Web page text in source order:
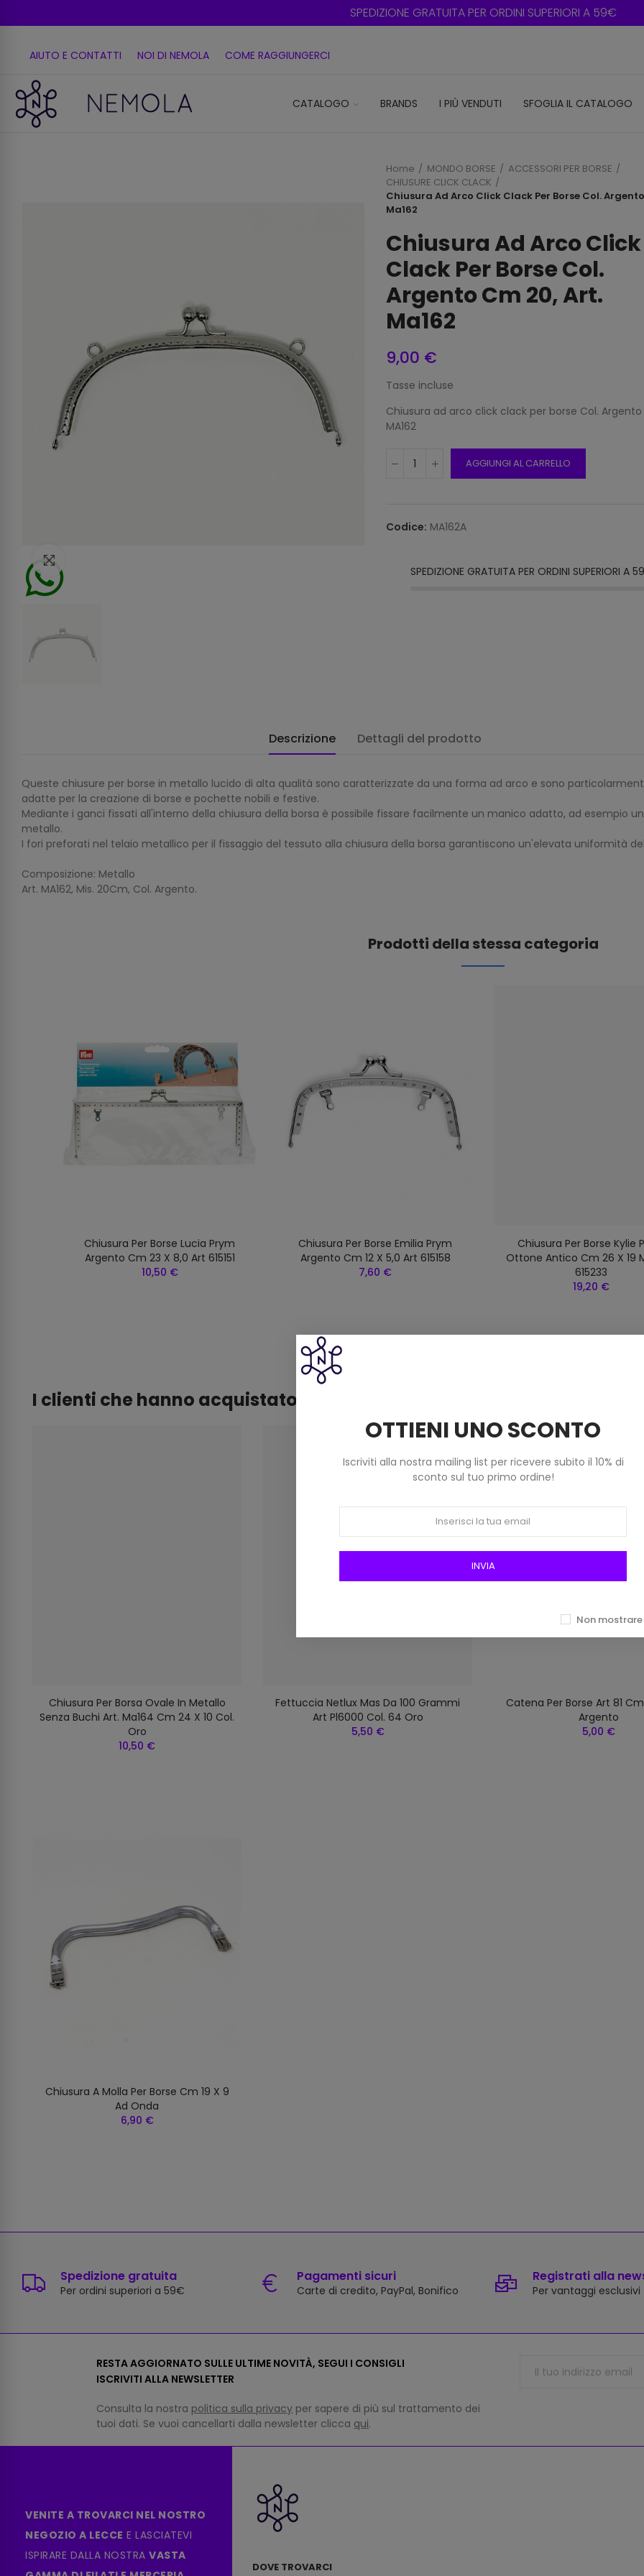
SPEDIZIONE GRATUITA PER ORDINI SUPERIORI A 59€
AIUTO E CONTATTI NOI DI NEMOLA COME RAGGIUNGERCI
CATALOGO BRANDS I PIÙ VENDUTI SFOGLIA IL CATALOGO
Home MONDO BORSE
ACCESSORI PER BORSE
CHIUSURE CLICK CLACK
Chiusura Ad Arco Click Clack Per Borse Col.
Ma162
Chiusura Ad Arco Click
Clack Per Borse Col.
Argento Cm 20, Art.
Ma162
9,00 €
Tasse incluse
Chiusura ad arco click clack per borse Col.
MA162
AGGIUNGI AL CARRELLO
Codice: MA162A
SPEDIZIONE GRATUITA PER ORDINI SUPERIORI A
Descrizione Dettagli del prodotto
Queste chiusure per borse in metallo lucido di alta qualità sono caratterizzate da una forma ad arco e sono
adatte per la creazione di borse e pochette nobili e festive.
Mediante i ganci fissati all'interno della chiusura della borsa è possibile fissare facilmente un manico adatto, ad esempio
metallo.
I fori preforati nel telaio metallico per il fissaggio del tessuto alla chiusura della borsa garantiscono un'elevata uniformità
Composizione: Metallo
Art. MA162, Mis. 20Cm, Col. Argento.
Beige
Prodotti della stessa categoria
Chiusura Per Borse Lucia Prym
Argento Cm 23 X 8,0 Art 615151
10,50 €
Chiusura Per Borse Emilia Prym
Argento Cm 12 X 5,0 Art 615158
7,60 €
Chiusura Per Borse Kylie
Ottone Antico Cm 26 X 19
615233
19,20 €
I clienti che hanno acquistato questo prodotto hanno comprato
Chiusura Per Borsa Ovale In Metallo
Senza Buchi Art. Ma164 Cm 24 X 10 Col.
Oro
10,50 €
Fettuccia Netlux Mas Da 100 Grammi
Art Pl6000 Col. 64 Oro
5,50 €
Catena Per Borse Art 81
Argento
5,00 €
Chiusura A Molla Per Borse Cm 19 X 9
Ad Onda
6,90 €
Spedizione gratuita
Per ordini superiori a 59€
Pagamenti sicuri
Carte di credito, PayPal, Bonifico
Registrati alla
Per vantaggi esclusivi
RESTA AGGIORNATO SULLE ULTIME NOVITÀ, SEGUI I CONSIGLI
ISCRIVITI ALLA NEWSLETTER
Consulta la nostra politica sulla privacy per sapere di più sul trattamento dei
tuoi dati. Se vuoi cancellarti dalla newsletter clicca qui.
VENITE A TROVARCI NEL NOSTRO
NEGOZIO A LECCE E LASCIATEVI
ISPIRARE DALLA NOSTRA VASTA
DOVE TROVARCI
OTTIENI UNO SCONTO
Iscriviti alla nostra mailing list per ricevere subito il 10% di
sconto sul tuo primo ordine!
INVIA
Non